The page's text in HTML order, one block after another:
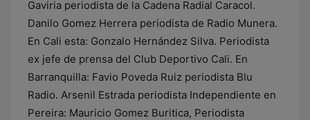
Gaviria periodista de la Cadena Radial Caracol.
Danilo Gomez Herrera periodista de Radio Munera.
En Cali esta: Gonzalo Hernández Silva. Periodista
ex jefe de prensa del Club Deportivo Cali. En
Barranquilla: Favio Poveda Ruiz periodista Blu
Radio. Arsenil Estrada periodista Independiente en
Pereira: Mauricio Gomez Buritica, Periodista